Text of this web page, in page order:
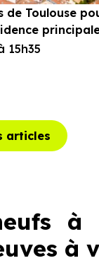
de Toulouse
15h35
articles
à
à